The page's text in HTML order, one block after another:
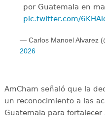
por Guatemala en
pic.twitter.com/
— Carlos Manoel Alvarez
2026
AmCham señaló que la
un reconocimiento a las
Guatemala para